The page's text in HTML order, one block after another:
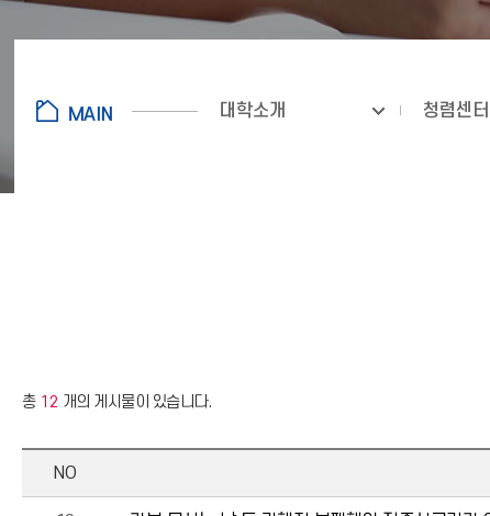
대학소개 청렴센터
총 12 개의 게시물이 있습니다.
NO